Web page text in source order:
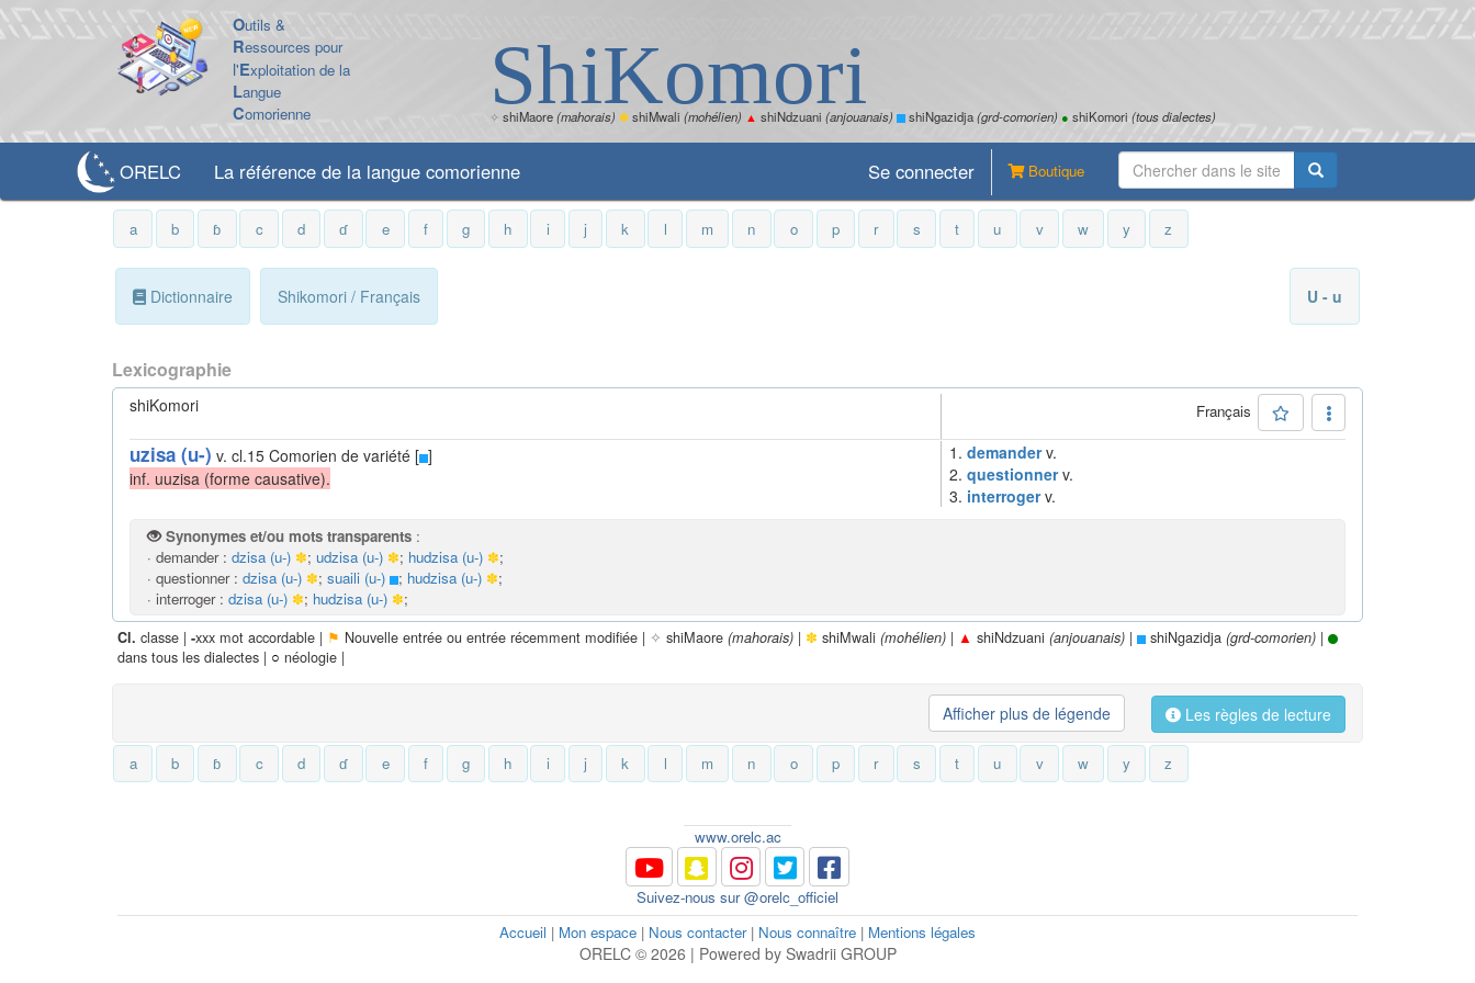
Outils &
Ressources pour
l'Exploitation de la
Langue
Comorienne ShiKomori
✧ shiMaore(mahorais) ✽shiMwali (mohélien) ▲ shiNdzuani (anjouanais) shiNgazidja(grd-comorien) ● shiKomori (tous dialectes)
ORELC La référence de la langue comorienne Boutique
Se connecter
a b ɓ c d ɗ e f g h i j k l m n o p r s t u v w y z
Dictionnaire Shikomori / Français U - u
Lexicographie
shiKomori Français
uzisa (u-) v. cl.15 Comorien de variété [ ]
inf. uuzisa (forme causative).
1. demander v.
2. questionner v.
3. interroger v.
Synonymes et/ou mots transparents :
· demander : dzisa (u-) ✽; udzisa (u-) ✽; hudzisa (u-) ✽;
· questionner : dzisa (u-) ✽; suaili (u-) ; hudzisa (u-) ✽;
· interroger : dzisa (u-) ✽; hudzisa (u-) ✽;
Cl. classe | -xxx mot accordable | ⚑ Nouvelle entrée ou entrée récemment modifiée | ✧ shiMaore (mahorais) | ✽ shiMwali (mohélien) | ▲ shiNdzuani (anjouanais) | shiNgazidja (grd-comorien) |
dans tous les dialectes | ○ néologie |
Les règles de lecture
Afficher plus de légende
a b ɓ c d ɗ e f g h i j k l m n o p r s t u v w y z
www.orelc.ac
Suivez-nous sur @orelc_officiel
Accueil | Mon espace | Nous contacter| Nous connaître | Mentions légales
ORELC © 2026 | Powered by Swadrii GROUP